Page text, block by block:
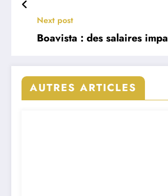
Next post
Boavista : des salaires
AUTRES ARTICLES